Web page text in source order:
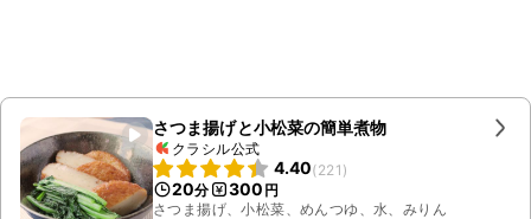
さつま揚げと小松菜の簡単煮物
クラシル公式
4.40(221 )
20分 300 円
さつま揚げ、小松菜、めんつゆ、水、みりん